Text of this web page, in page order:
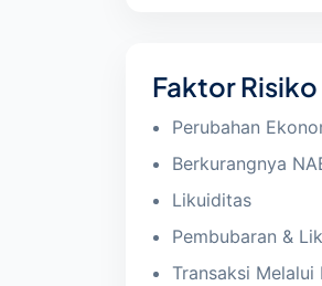
Faktor Risiko
Perubahan
Berkurangnya
Likuiditas
Pembubaran &
Transaksi Melalui